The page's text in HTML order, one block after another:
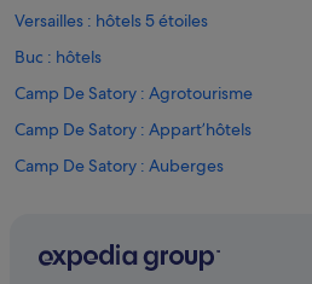
Versailles : hôtels 5 étoiles
Buc : hôtels
Camp De Satory : Agrotourisme
Camp De Satory : Appart’hôtels
Camp De Satory : Auberges
Camp De Satory : Résidences de